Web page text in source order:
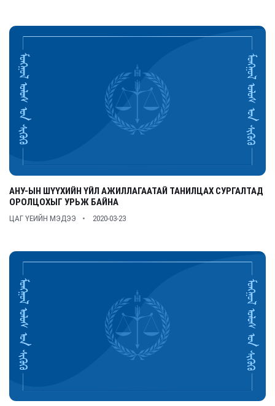
АНУ-ЫН ШҮҮХИЙН ҮЙЛ АЖИЛЛАГААТАЙ ТАНИЛЦАХ СУРГАЛТАД
ОРОЛЦОХЫГ УРЬЖ БАЙНА
ЦАГ ҮЕИЙН МЭДЭЭ 2020-03-23